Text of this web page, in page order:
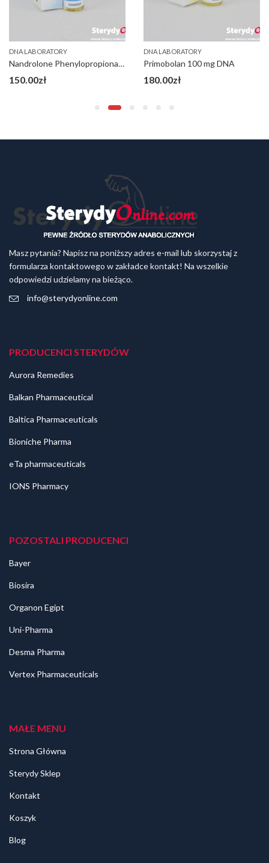
DNA LABORATORY
Nandrolone Phenylopropionate 100mg DNA
150.00zł
DNA LABORATORY
Primobolan 100 mg DNA
180.00zł
Masz pytania? Napisz na poniższy adres e-mail lub skorzystaj z
formularza kontaktowego w zakładce kontakt! Na wszelkie
odpowiedzi udzielamy na bieżąco.
info@sterydyonline.com
PRODUCENCI STERYDÓW
Aurora Remedies
Balkan Pharmaceutical
Baltica Pharmaceuticals
Bioniche Pharma
eTa pharmaceuticals
IONS Pharmacy
POZOSTALI PRODUCENCI
Bayer
Biosira
Organon Egipt
Uni-Pharma
Desma Pharma
Vertex Pharmaceuticals
MAŁE MENU
Strona Główna
Sterydy Sklep
Kontakt
Koszyk
Blog